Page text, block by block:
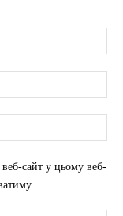
сайт у цьому веб-